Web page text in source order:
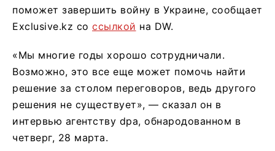
поможет завершить войну в Украине, сообщает
Exclusive.kz со ссылкой на DW.
«Мы многие годы хорошо сотрудничали.
Возможно, это все еще может помочь найти
решение за столом переговоров, ведь другого
решения не существует», — сказал он в
интервью агентству dpa, обнародованном в
четверг, 28 марта.